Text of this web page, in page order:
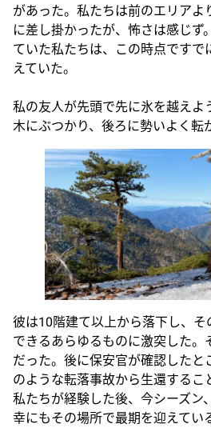
があった。私たちは前のエリアよ
に差し掛かったが、怖さは感じず
ていた私たちは、この時点ですで
えていた。
私の友人が先頭で先に氷を越えよ
木にぶつかり、後ろに勢いよく転
彼は10階建て以上から落下し、
できるあらゆるものに激突した。
だった。後に保安官が確認したと
のような転落事故から生還するこ
私たちが経験した後、今シーズン
幸にもその場所で最期を迎えてい